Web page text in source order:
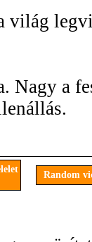
világ
Nagy a
Random